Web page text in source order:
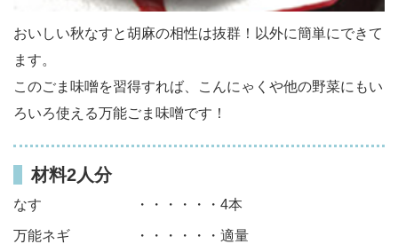
おいしい秋なすと胡麻の相性は抜群！以外に簡単にできて
ます。
このごま味噌を習得すれば、こんにゃくや他の野菜にもい
ろいろ使える万能ごま味噌です！
材料2人分
なす ・・・・・・4本
万能ネギ ・・・・・・適量